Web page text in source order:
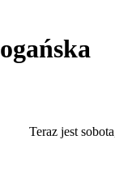
Teraz jest